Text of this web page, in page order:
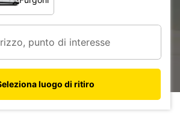
luogo di ritiro